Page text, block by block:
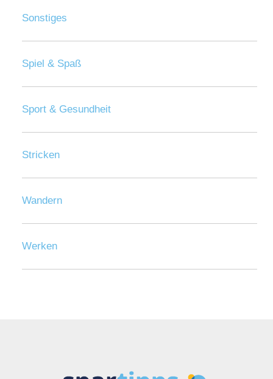
Sonstiges
Spiel & Spaß
Sport & Gesundheit
Stricken
Wandern
Werken